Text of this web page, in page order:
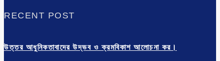
RECENT POST
উত্তর আধুনিকতাবাদের উদ্ভব ও ক্রমবিকাশ আলোচনা কর।